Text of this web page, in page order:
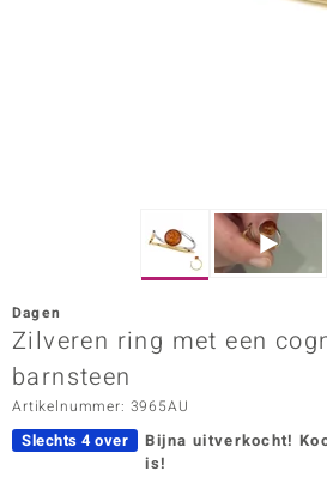
Vogue
Dagen
Zilveren ring met een
barnsteen
Artikelnummer: 3965AU
Slechts 4 over Bijna uitverkocht!
is!